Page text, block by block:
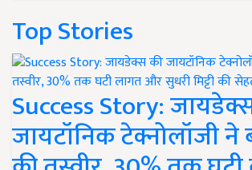
Top Stories
Success Story:
जायटॉनिक टेक्नोलॉजी